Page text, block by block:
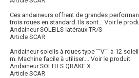
Ces andaineurs offrent de grandes
trois roues en standard. Ils sont... Voir le
Andaineur SOLEILS latéraux TR/S
Article SCAR
Andaineur soleils à roues type ""V"" à 12
m. Machine facile à utiliser.... Voir le produit
Andaineur SOLEILS QRAKE X
Article SCAR